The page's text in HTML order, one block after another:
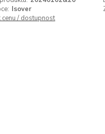
Isover
cenu / dostupnost